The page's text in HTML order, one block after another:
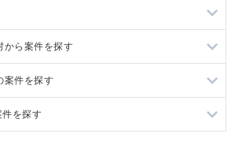
却物件の案件一覧
き売却物件の案件一覧
き売却物件の案件一覧
件の案件一覧
居抜き売却物件の案件一覧
居抜き売却物件の案件一覧
抜き売却物件の案件一覧
から案件を探す
抜き売却物件の案件一覧
抜き売却物件の案件一覧
案件を探す
の居抜き売却物件の案件一覧
件を探す